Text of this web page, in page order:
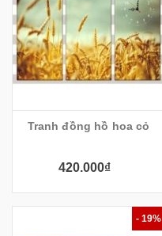
Tranh đồng hồ hoa cỏ
420.000₫
- 19%